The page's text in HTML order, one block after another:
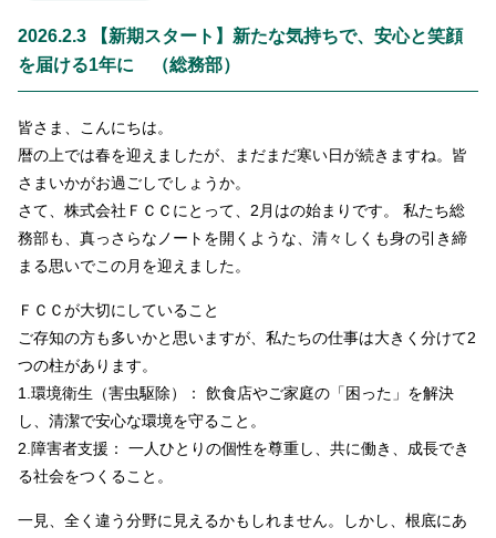
2026.2.3 【新期スタート】新たな気持ちで、安心と笑顔
を届ける1年に （総務部）
皆さま、こんにちは。
暦の上では春を迎えましたが、まだまだ寒い日が続きますね。皆
さまいかがお過ごしでしょうか。
さて、株式会社ＦＣＣにとって、2月はの始まりです。 私たち総
務部も、真っさらなノートを開くような、清々しくも身の引き締
まる思いでこの月を迎えました。
ＦＣＣが大切にしていること
ご存知の方も多いかと思いますが、私たちの仕事は大きく分けて2
つの柱があります。
1.環境衛生（害虫駆除）： 飲食店やご家庭の「困った」を解決
し、清潔で安心な環境を守ること。
2.障害者支援： 一人ひとりの個性を尊重し、共に働き、成長でき
る社会をつくること。
一見、全く違う分野に見えるかもしれません。しかし、根底にあ